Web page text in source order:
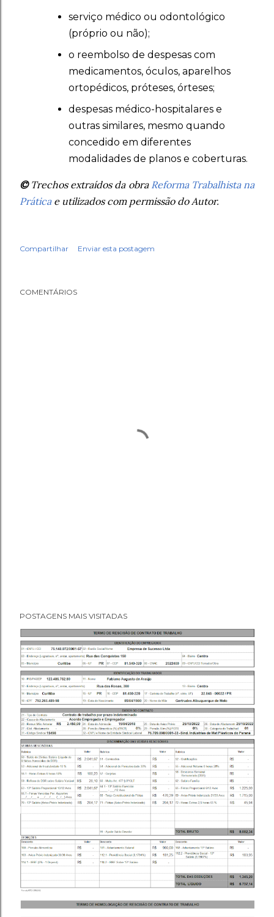
serviço médico ou odontológico
(próprio ou não);
o reembolso de despesas com
medicamentos, óculos, aparelhos
ortopédicos, próteses, órteses;
despesas médico-hospitalares e
outras similares, mesmo quando
concedido em diferentes
modalidades de planos e coberturas.
© Trechos extraídos da obra Reforma Trabalhista na
Práticae utilizados com permissão do Autor.
Compartilhar Enviar esta postagem
COMENTÁRIOS
POSTAGENS MAIS VISITADAS